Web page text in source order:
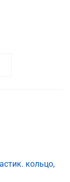
кольцо,